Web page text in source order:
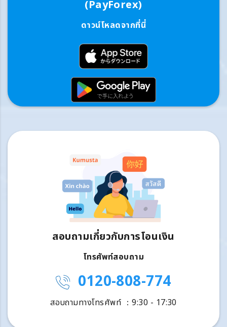
(PayForex)
ดาวน์โหลดจากที่นี่
สอบถามเกี่ยวกับการโอนเงิน
โทรศัพท์สอบถาม
0120-808-774
สอบถามทางโทรศัพท์ ：9:30 - 17:30